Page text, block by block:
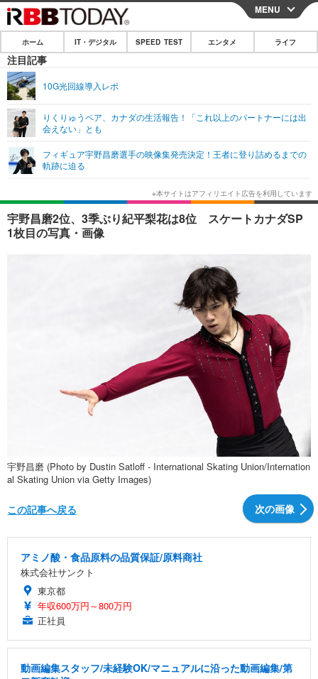
CLOSE
ホーム
IT・デジタル
ネタ
ショッピング その他
SPEED TEST
エンタメ
エンタメTOP
韓国・芸能
音楽 スポーツ
その他
ライフ
ライフTOP グルメ
ペット ショッピング
リリース一覧
プッシュ通知の停止方法
MENU
ホーム IT・デジタル SPEED TEST エンタメ ライフ
注目記事
10G光回線導入レポ
りくりゅうペア、カナダの生活報告！「これ以上のパートナーには出
会えない」とも
フィギュア宇野昌磨選手の映像集発売決定！王者に登り詰めるまでの
軌跡に迫る
宇野昌磨2位、3季ぶり紀平梨花は8位 スケートカナダSP
1枚目の写真・画像
宇野昌磨 (Photo by Dustin Satloff - International Skating Union/Internation
al Skating Union via Getty Images)
次の画像
この記事へ戻る
アミノ酸・食品原料の品質保証/原料商社
株式会社サンクト
東京都
年収600万円～800万円
正社員
動画編集スタッフ/未経験OK/マニュアルに沿った動画編集/第